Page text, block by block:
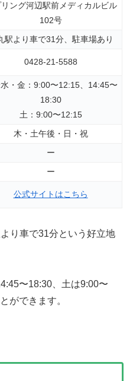
リング河辺駅前メディカルビル
102号
駅より車で31分、駐車場あり
0428-21-5588
水・金：9:00〜12:15、14:45〜
18:30
土：9:00〜12:15
木・土午後・日・祝
ー
ー
公式サイトはこちら
り車で31分という好立地
〜18:30、土は9:00〜
ができます。